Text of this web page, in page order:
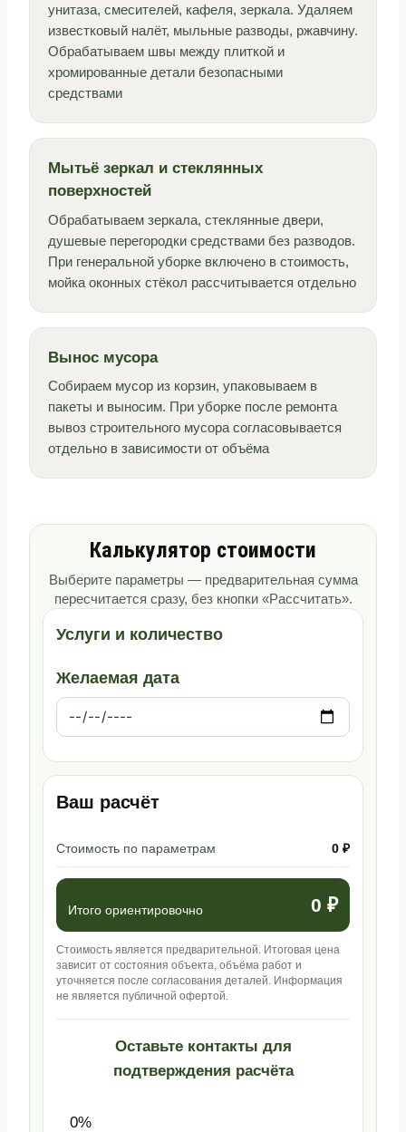
унитаза, смесителей, кафеля, зеркала. Удаляем
известковый налёт, мыльные разводы, ржавчину.
Обрабатываем швы между плиткой и
хромированные детали безопасными
средствами
Мытьё зеркал и стеклянных
поверхностей
Обрабатываем зеркала, стеклянные двери,
душевые перегородки средствами без разводов.
При генеральной уборке включено в стоимость,
мойка оконных стёкол рассчитывается отдельно
Вынос мусора
Собираем мусор из корзин, упаковываем в
пакеты и выносим. При уборке после ремонта
вывоз строительного мусора согласовывается
отдельно в зависимости от объёма
Калькулятор стоимости
Выберите параметры — предварительная сумма
пересчитается сразу, без кнопки «Рассчитать».
Услуги и количество
Желаемая дата
Ваш расчёт
Стоимость по параметрам 0 ₽
Итого ориентировочно 0 ₽
Стоимость является предварительной. Итоговая цена
зависит от состояния объекта, объёма работ и
уточняется после согласования деталей. Информация
не является публичной офертой.
Оставьте контакты для
подтверждения расчёта
0%